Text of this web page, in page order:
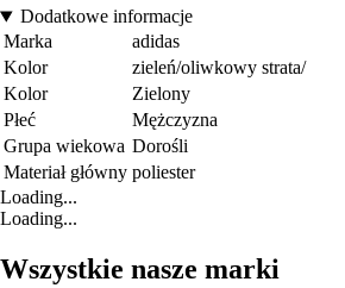
Dodatkowe informacje
Marka
adidas
Kolor
zieleń/oliwkowy strata/
Kolor
Zielony
Płeć
Mężczyzna
Grupa wiekowa Dorośli
Materiał główny poliester
Loading...
Loading...
Wszystkie nasze marki